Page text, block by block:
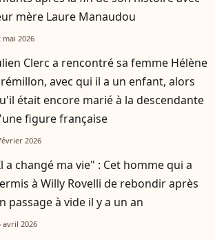
mère Laure Manaudou
mai 2026
Clerc a rencontré sa femme Hélène
avec qui il a un enfant, alors
était encore marié à la descendante
figure française
2026
a changé ma vie" : Cet homme qui a
à Willy Rovelli de rebondir après
passage à vide il y a un an
avril 2026